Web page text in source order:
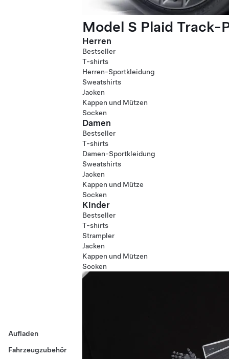
Aufladen
Fahrzeugzubehör
Model S Plaid Track-
Herren
Bestseller
T-shirts
Herren-Sportkleidung
Sweatshirts
Jacken
Kappen und Mützen
Socken
Damen
Bestseller
T-shirts
Damen-Sportkleidung
Sweatshirts
Jacken
Kappen und Mütze
Socken
Kinder
Bestseller
T-shirts
Strampler
Jacken
Kappen und Mützen
Socken